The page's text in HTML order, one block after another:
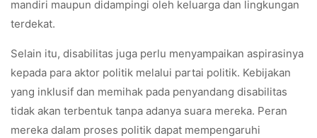
mandiri maupun didampingi oleh keluarga dan lingkungan
terdekat.
Selain itu, disabilitas juga perlu menyampaikan aspirasinya
kepada para aktor politik melalui partai politik. Kebijakan
yang inklusif dan memihak pada penyandang disabilitas
tidak akan terbentuk tanpa adanya suara mereka. Peran
mereka dalam proses politik dapat mempengaruhi